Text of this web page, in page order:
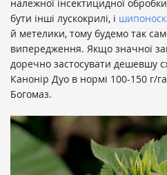
належної інсектицидної
бути інші лускокрилі, і
й метелики, тому будемо так
випередження. Якщо значної
доречно застосувати дешевшу
Канонір Дуо в нормі 100-150 г/
Богомаз.